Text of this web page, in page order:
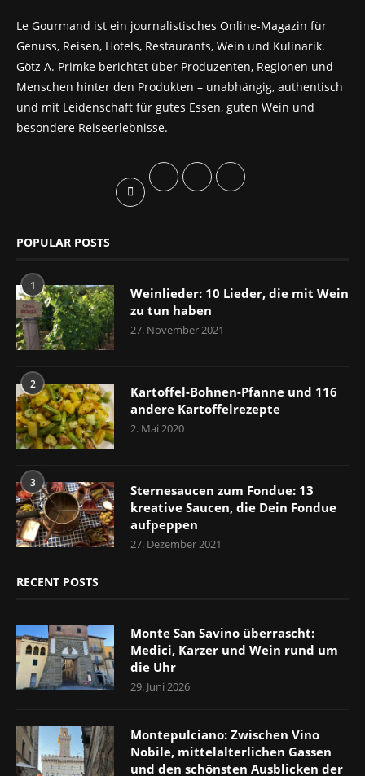
Le Gourmand ist ein journalistisches Online-Magazin für
Genuss, Reisen, Hotels, Restaurants, Wein und Kulinarik.
Götz A. Primke berichtet über Produzenten, Regionen und
Menschen hinter den Produkten – unabhängig, authentisch
und mit Leidenschaft für gutes Essen, guten Wein und
besondere Reiseerlebnisse.
POPULAR POSTS
1
Weinlieder: 10 Lieder, die mit Wein
zu tun haben
27. November 2021
2
Kartoffel-Bohnen-Pfanne und 116
andere Kartoffelrezepte
2. Mai 2020
3
Sternesaucen zum Fondue: 13
kreative Saucen, die Dein Fondue
aufpeppen
27. Dezember 2021
RECENT POSTS
Monte San Savino überrascht:
Medici, Karzer und Wein rund um
die Uhr
29. Juni 2026
Montepulciano: Zwischen Vino
Nobile, mittelalterlichen Gassen
und den schönsten Ausblicken der